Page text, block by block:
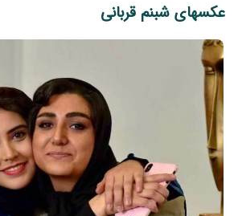
عکسهای شبنم قربانی